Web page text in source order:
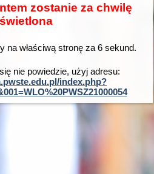
zostanie za chwilę
na właściwą stronę za 6sekund.
nie powiedzie, użyj adresu:
index.php?